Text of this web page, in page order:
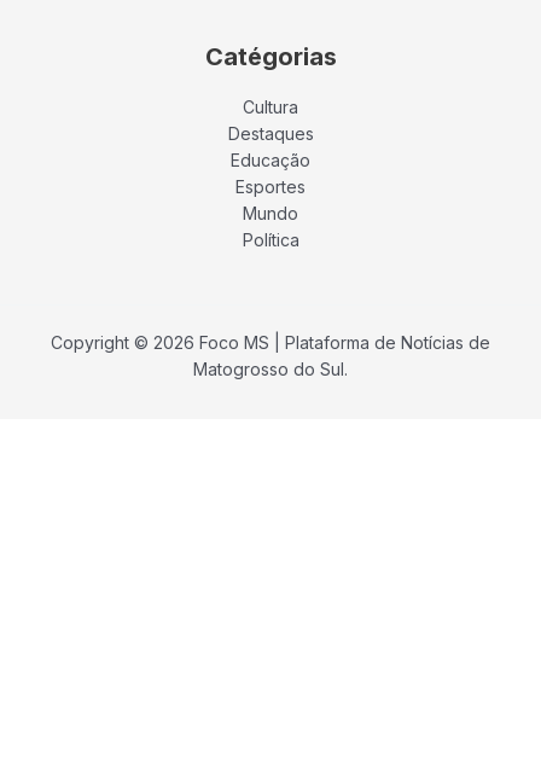
Catégorias
Cultura
Destaques
Educação
Esportes
Mundo
Política
Copyright © 2026 Foco MS | Plataforma de Notícias de
Matogrosso do Sul.